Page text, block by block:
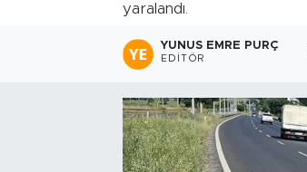
yaralandı.
YUNUS EMRE PURÇ
EDITÖR
Haber Arşivi